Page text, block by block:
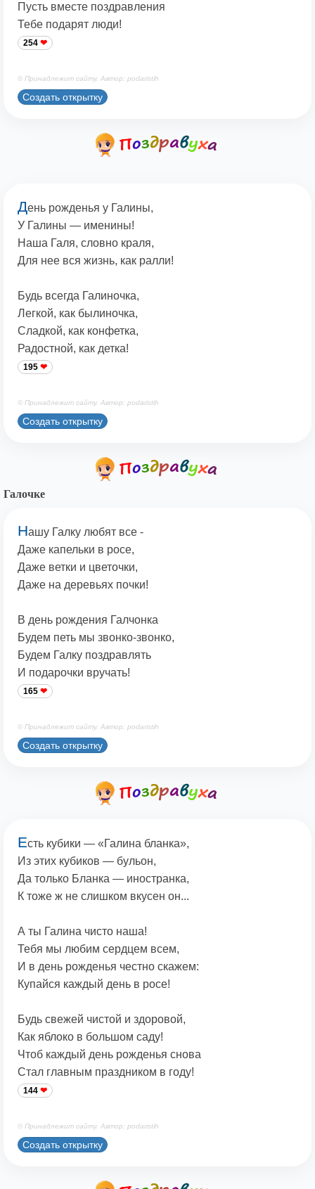
Пусть вместе поздравления
Тебе подарят люди!
254
© Принадлежит сайту. Автор: podaristih
Создать открытку
День рожденья у Галины,
У Галины — именины!
Наша Галя, словно краля,
Для нее вся жизнь, как ралли!
Будь всегда Галиночка,
Легкой, как былиночка,
Сладкой, как конфетка,
Радостной, как детка!
195
© Принадлежит сайту. Автор: podaristih
Создать открытку
Галочке
Нашу Галку любят все -
Даже капельки в росе,
Даже ветки и цветочки,
Даже на деревьях почки!
В день рождения Галчонка
Будем петь мы звонко-звонко,
Будем Галку поздравлять
И подарочки вручать!
165
© Принадлежит сайту. Автор: podaristih
Создать открытку
Есть кубики — «Галина бланка»,
Из этих кубиков — бульон,
Да только Бланка — иностранка,
К тоже ж не слишком вкусен он...
А ты Галина чисто наша!
Тебя мы любим сердцем всем,
И в день рожденья честно скажем:
Купайся каждый день в росе!
Будь свежей чистой и здоровой,
Как яблоко в большом саду!
Чтоб каждый день рожденья снова
Стал главным праздником в году!
144
© Принадлежит сайту. Автор: podaristih
Создать открытку